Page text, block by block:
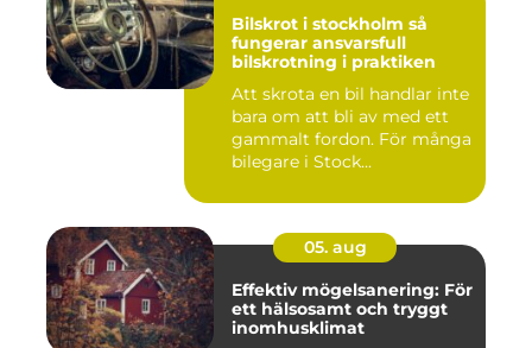
Bilskrot i stockholm så
fungerar ansvarsfull
bilskrotning i praktiken
Att skrota en bil handlar inte
bara om att bli av med ett
gammalt fordon. För många
bilegare i Stock...
05. aug
Effektiv mögelsanering: För
ett hälsosamt och tryggt
inomhusklimat